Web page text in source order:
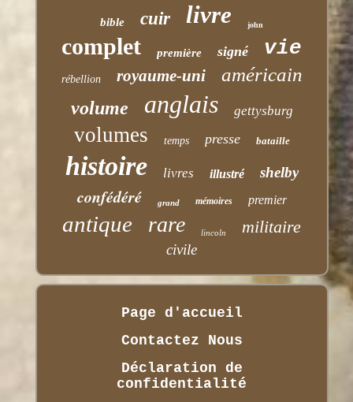
bible cuir livre john
complet première signé vie
rébellion royaume-uni américain
volume anglais gettysburg
volumes temps presse bataille
histoire livres illustré shelby
confédéré grand mémoires premier
antique rare lincoln militaire
civile
Page d'accueil
Contactez Nous
Déclaration de
confidentialité